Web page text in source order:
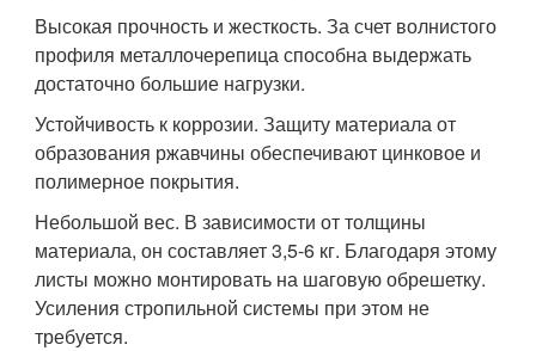
Высокая прочность и жесткость. За счет волнистого
профиля металлочерепица способна выдержать
достаточно большие нагрузки.
Устойчивость к коррозии. Защиту материала от
образования ржавчины обеспечивают цинковое и
полимерное покрытия.
Небольшой вес. В зависимости от толщины
материала, он составляет 3,5-6 кг. Благодаря этому
листы можно монтировать на шаговую обрешетку.
Усиления стропильной системы при этом не
требуется.